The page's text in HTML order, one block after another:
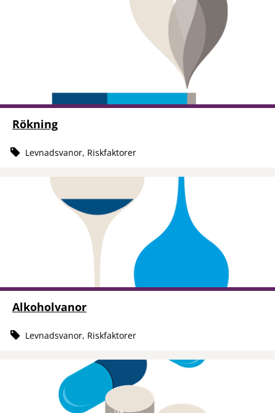
Rökning
Levnadsvanor, Riskfaktorer
Alkoholvanor
Levnadsvanor, Riskfaktorer